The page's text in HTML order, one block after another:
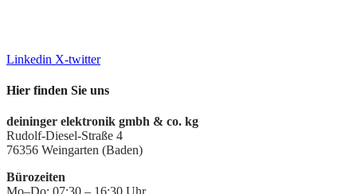
Linkedin X-twitter
Hier finden Sie uns
deininger elektronik gmbh & co. kg
Rudolf-Diesel-Straße 4
76356 Weingarten (Baden)
Bürozeiten